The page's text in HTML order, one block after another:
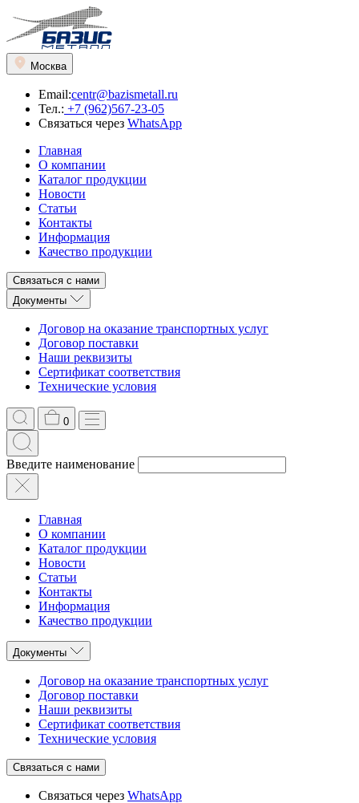
Москва
Email:centr@bazismetall.ru
Тел.: +7 (962)567-23-05
Связаться через WhatsApp
Главная
О компании
Каталог продукции
Новости
Статьи
Контакты
Информация
Качество продукции
Связаться с нами
Документы
Договор на оказание транспортных услуг
Договор поставки
Наши реквизиты
Сертификат соответствия
Технические условия
0
Введите наименование
Главная
О компании
Каталог продукции
Новости
Статьи
Контакты
Информация
Качество продукции
Документы
Договор на оказание транспортных услуг
Договор поставки
Наши реквизиты
Сертификат соответствия
Технические условия
Связаться с нами
Связаться через WhatsApp